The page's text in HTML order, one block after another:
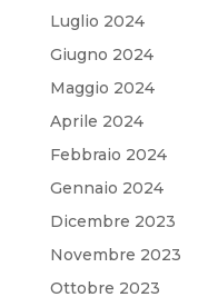
Luglio 2024
Giugno 2024
Maggio 2024
Aprile 2024
Febbraio 2024
Gennaio 2024
Dicembre 2023
Novembre 2023
Ottobre 2023